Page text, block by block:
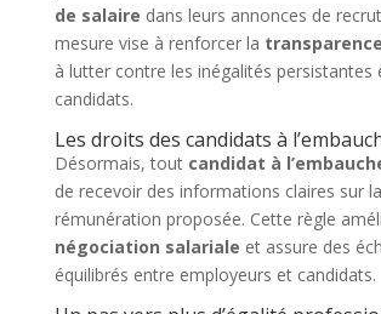
de salaire dans leurs annonces de
mesure vise à renforcer la
à lutter contre les inégalités persistantes
candidats.
Les droits des candidats à
Désormais, tout candidat à
de recevoir des informations claires sur la
rémunération proposée. Cette règle
négociation salariale et assure des
équilibrés entre employeurs et candidats.